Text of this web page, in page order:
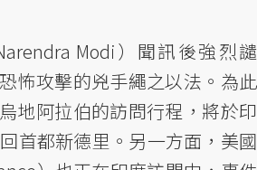
Modi）聞訊後強烈譴
怖攻擊的兇手繩之以法。為此
地阿拉伯的訪問行程，將於印
首都新德里。另一方面，美國